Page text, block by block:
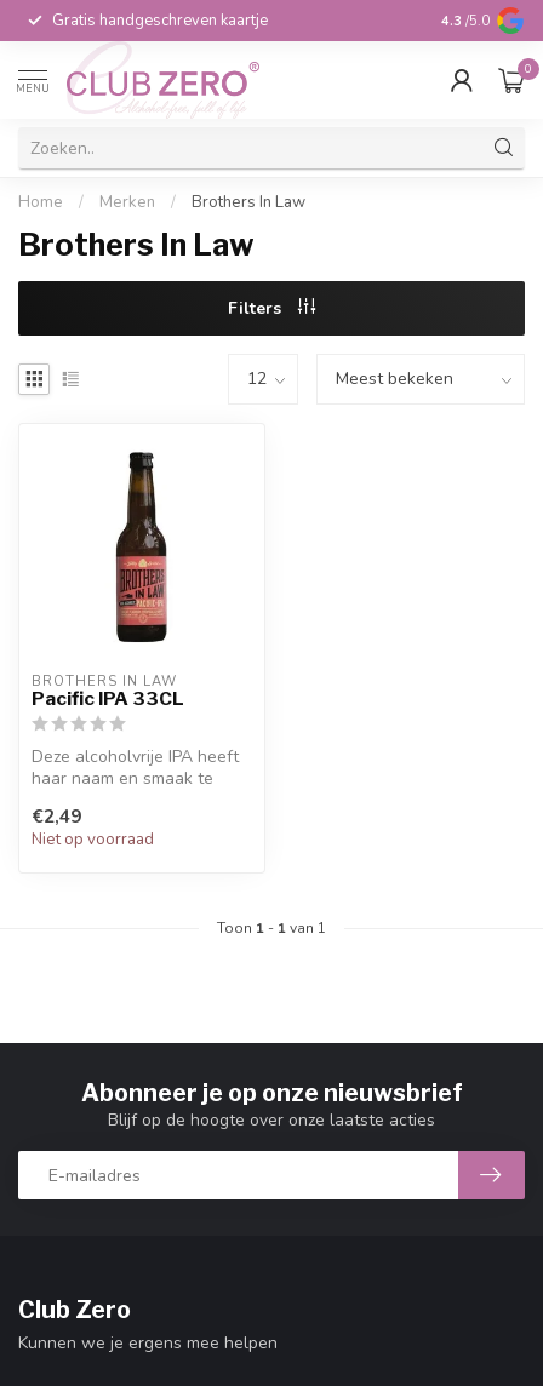
Gratis handgeschreven kaartje Voor 16:00
4.3 /5.0
MENU
0
Home / Merken / Brothers In Law
Brothers In Law
Filters
BROTHERS IN LAW
Pacific IPA 33CL
Deze alcoholvrije IPA heeft
haar naam en smaak te
hoppen uit...
€2,49
Niet op voorraad
Toon 1 - 1van 1
Abonneer je op onze nieuwsbrief
Blijf op de hoogte over onze laatste acties
Club Zero
Kunnen we je ergens mee helpen